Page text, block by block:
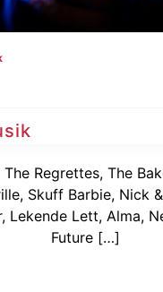
Regrettes, The
Skuff Barbie, Nick
Lekende Lett, Alma,
Future […]